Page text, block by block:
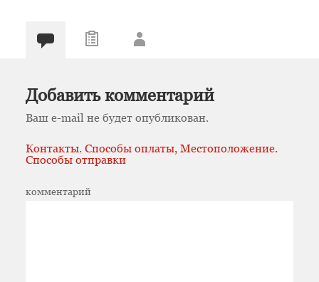
Добавить комментарий
Ваш e-mail не будет опубликован.
Контакты. Способы оплаты, Местоположение.
Способы отправки
комментарий